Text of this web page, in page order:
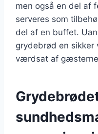
men også en del af
serveres som
del af en buffet.
grydebrød en sikker
værdsat af